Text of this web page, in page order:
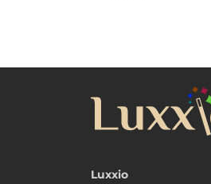
Luxxio